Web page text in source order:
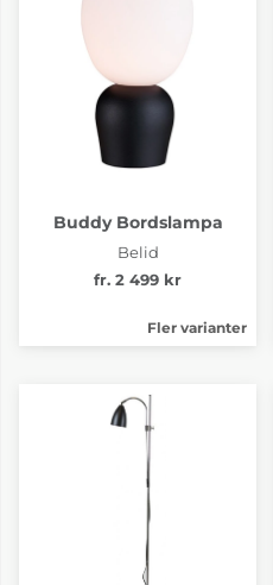
Buddy Bordslampa
Belid
fr. 2 499 kr
Fler varianter